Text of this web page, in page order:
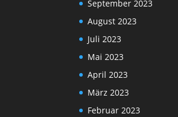
September 2023
August 2023
Juli 2023
Mai 2023
April 2023
März 2023
Februar 2023